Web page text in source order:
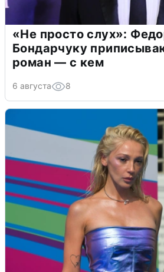
«Не просто слух»:
Бондарчуку
роман — с кем
6 августа 8